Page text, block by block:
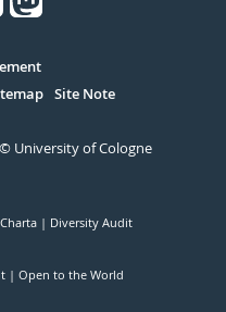
Site Note
© University of Cologne
Diversity Audit
Open to the World